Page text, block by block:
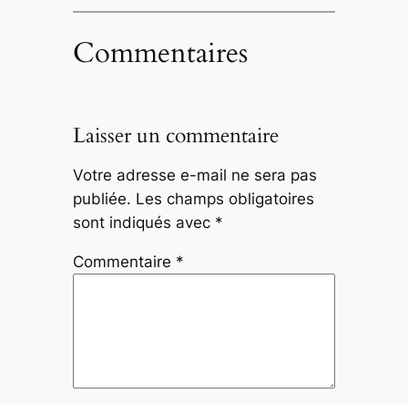
Commentaires
Laisser un commentaire
Votre adresse e-mail ne sera pas
publiée. Les champs obligatoires
sont indiqués avec *
Commentaire *